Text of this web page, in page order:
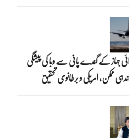
جہاز کے گندے پانی سے وبا کی پیشگی
ممکن، امریکی و برطانوی تحقیق